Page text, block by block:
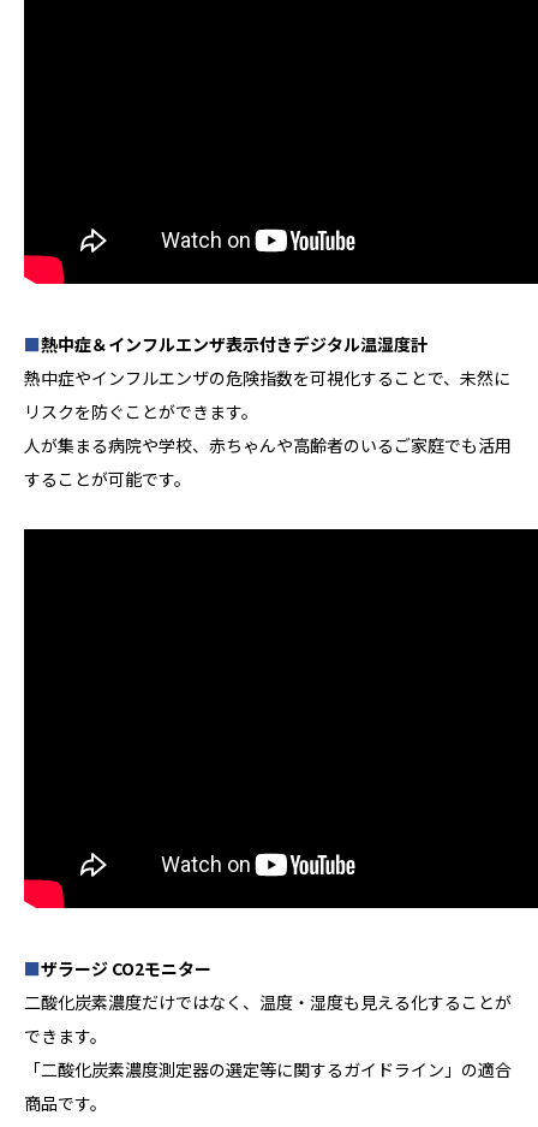
■熱中症＆インフルエンザ表示付きデジタル温湿度計
熱中症やインフルエンザの危険指数を可視化することで、未然に
リスクを防ぐことができます。
人が集まる病院や学校、赤ちゃんや高齢者のいるご家庭でも活用
することが可能です。
■ザラージ CO2モニター
二酸化炭素濃度だけではなく、温度・湿度も見える化することが
できます。
「二酸化炭素濃度測定器の選定等に関するガイドライン」の適合
商品です。